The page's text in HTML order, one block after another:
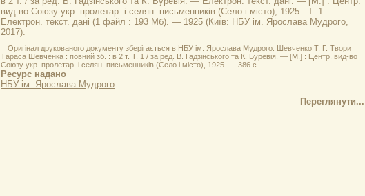
вид-во Союзу укр. пролетар. і селян. письменників (Село і місто), 1925 . Т. 1 : —
Електрон. текст. дані (1 файл : 193 Мб). — 1925 (Київ: НБУ ім. Ярослава Мудрого,
2017).
Оригінал друкованого документу зберігається в НБУ ім. Ярослава Мудрого: Шевченко Т. Г. Твори
Тараса Шевченка : повний зб. : в 2 т. Т. 1 / за ред. В. Гадзінського та К. Буревія. — [М.] : Центр. вид-во
Союзу укр. пролетар. і селян. письменників (Село і місто), 1925. — 386 с.
Ресурс надано
НБУ ім. Ярослава Мудрого
Переглянути...